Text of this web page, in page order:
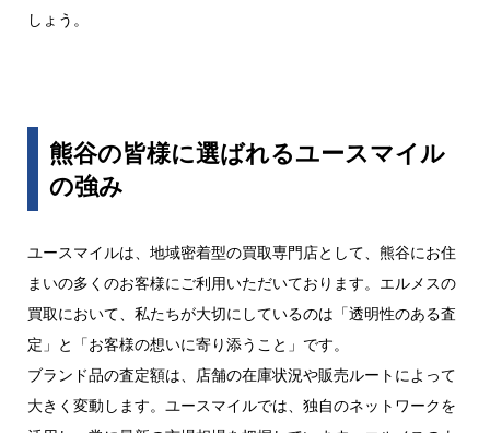
しょう。
熊谷の皆様に選ばれるユースマイル
の強み
ユースマイルは、地域密着型の買取専門店として、熊谷にお住
まいの多くのお客様にご利用いただいております。エルメスの
買取において、私たちが大切にしているのは「透明性のある査
定」と「お客様の想いに寄り添うこと」です。
ブランド品の査定額は、店舗の在庫状況や販売ルートによって
大きく変動します。ユースマイルでは、独自のネットワークを